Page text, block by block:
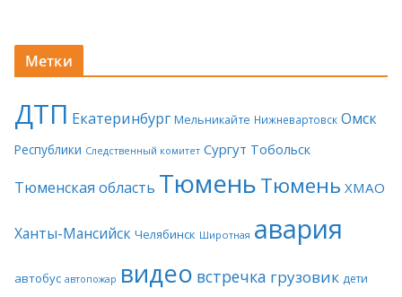
Метки
ДТП Екатеринбург Мельникайте Нижневартовск Омск
Республики Следственный комитет Сургут Тобольск
Тюменская область ТюменьТюмень ХМАО
Ханты-Мансийск Челябинск Широтная авария
автобус автопожар видео встречка грузовик дети